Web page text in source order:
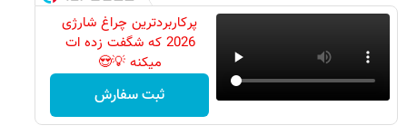
پرکاربردترین چراغ شارژی
2026 که شگفت زده ات
میکنه 💡😍
ثبت سفارش